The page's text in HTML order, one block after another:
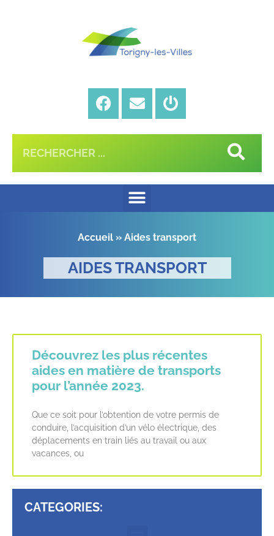
Accueil » Aides transport
AIDES TRANSPORT
Découvrez les plus récentes
aides en matière de transports
pour l’année 2023.
Que ce soit pour l’obtention de votre permis de
conduire, l’acquisition d’un vélo électrique, des
déplacements en train liés au travail ou aux
vacances, ou
CATEGORIES: